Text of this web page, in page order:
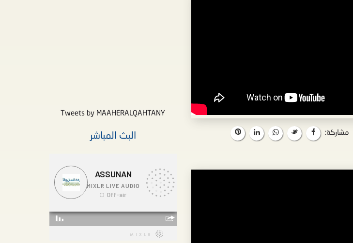
مشاركة:
Tweets by MAAHERALQAHTANY
البث المباشر